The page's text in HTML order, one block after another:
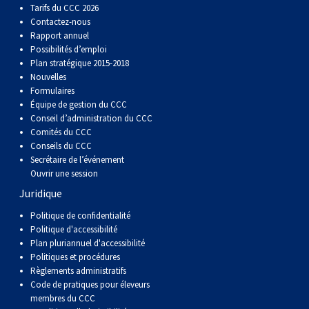
Berger anglais
Berger polonais de plaine
Berger portugais
Puli
Schapendoes néerlandais
Berger Shetland
Chien d’eau espagnol
Vallhund suédois
Chien Ibizan
Lévrier irlandais
Norrbottenspets
Elkhound norvégien
Lundehund norvégien
Otterhound
Petit basset griffon vendéen
Pharaoh Hound
Terrier tibétain
Xoloitzcuintli (moyen)
Xoloïtzcuintli (standard)
Setter irlandais
Épagneul cocker américain
Épagneul d’eau américain
Épagneul bleu de Picardie
Épagneul breton
Épagneul Clumber
Épagneul cocker anglais
Épagneul springer anglais
Terrier de Norwich
Terrier du révérend Russell
Terrier chasseur de rat
Terrier Russell
Schnauzer (nain)
Terrier écossais
Terrier Sealyham
Terrier Skye
Caniche (nain)
Carlin
Petit chien russe
Terrier à poil soyeux
Fox terrier miniature
Terrier de Manchester nain
Xoloitzcuintli (nain)
Terrier du Yorkshire
Grand bouvier suisse
Chien du Groenland
Hovawart
Chien d’ours de Carélie
Komondor
Kuvasz
Leonberger
Mastiff
Top Dogs
Tarifs du CCC 2026
Contactez-nous
Rapport annuel
Possibilités d’emploi
Plan stratégique 2015-2018
Nouvelles
Formulaires
Équipe de gestion du CCC
Conseil d’administration du CCC
Comités du CCC
Conseils du CCC
Secrétaire de l’événement
Ouvrir une session
Juridique
Politique de confidentialité
Politique d'accessibilité
Plan pluriannuel d'accessibilité
Politiques et procédures
Règlements administratifs
Code de pratiques pour éleveurs
membres du CCC